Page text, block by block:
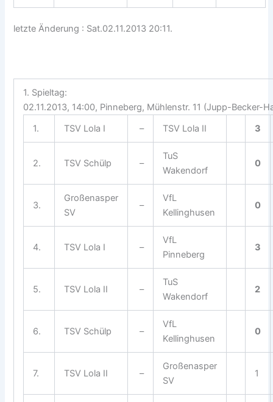
letzte Änderung : Sat.02.11.2013 20:11.
1. Spieltag:
02.11.2013, 14:00, Pinneberg, Mühlenstr. 11 (Jupp-Becker-
1.
TSV Lola I – TSV Lola II 3
2. TSV Schülp –
TuS
Wakendorf
0
3.
Großenasper
SV
–
VfL
Kellinghusen
0
4. TSV Lola I –
VfL
Pinneberg
3
5. TSV Lola II –
TuS
Wakendorf
2
6. TSV Schülp –
VfL
Kellinghusen
0
7. TSV Lola II –
Großenasper
SV
1